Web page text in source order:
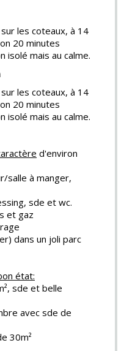
les coteaux, à 14
20 minutes
isolé mais au calme.
les coteaux, à 14
20 minutes
isolé mais au calme.
d'environ
salle à manger,
sde et wc.
et gaz
dans un joli parc
état:
sde et belle
avec sde de
30m²